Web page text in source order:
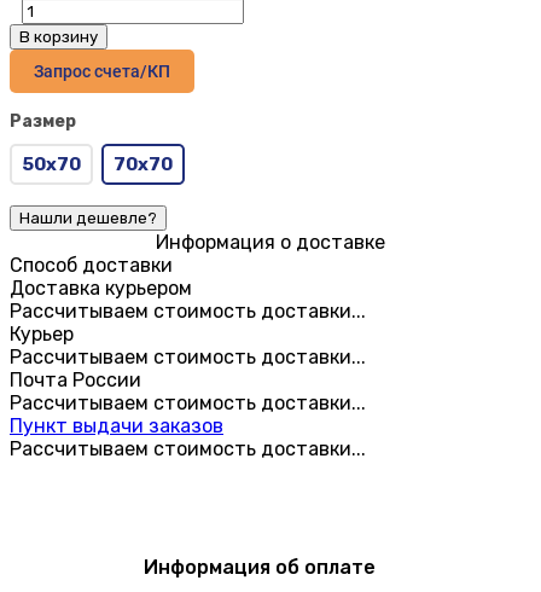
В корзину
Запрос счета/КП
Размер
50х70 70х70
Информация о доставке
Способ доставки
Доставка курьером
Рассчитываем стоимость доставки...
Курьер
Рассчитываем стоимость доставки...
Почта России
Рассчитываем стоимость доставки...
Пункт выдачи заказов
Рассчитываем стоимость доставки...
Информация об оплате